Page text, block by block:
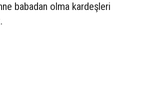
babadan olma kardeşleri